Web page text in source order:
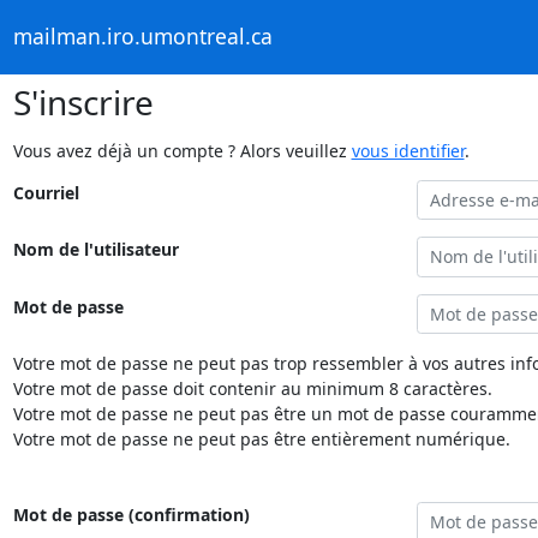
mailman.iro.umontreal.ca
S'inscrire
Vous avez déjà un compte ? Alors veuillez vous identifier.
Courriel
Nom de l'utilisateur
Mot de passe
Votre mot de passe ne peut pas trop ressembler à vos autres
Votre mot de passe doit contenir au minimum 8 caractères.
Votre mot de passe ne peut pas être un mot de passe
Votre mot de passe ne peut pas être entièrement numérique.
Mot de passe (confirmation)